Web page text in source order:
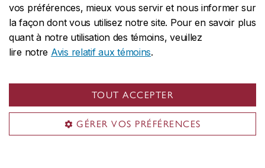
vos préférences, mieux vous servir et nous informer sur
la façon dont vous utilisez notre site. Pour en savoir plus
quant à notre utilisation des témoins, veuillez
lire notre Avis relatif aux témoins.
TOUT ACCEPTER
GÉRER VOS PRÉFÉRENCES
Baccalauréat en informatique (BCompSc)
Le baccalauréat ès sciences (B. Sc.)
Certificat
Baccalauréat en génie (BEng)
Diplôme
Cotes R de programme et
cours exigés pour